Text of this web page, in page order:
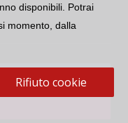
disponibili. Potrai
momento, dalla
Rifiuto cookie